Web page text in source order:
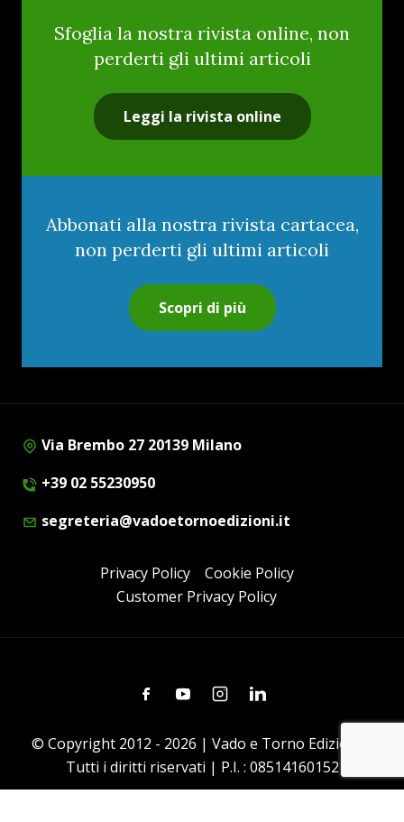
Sfoglia la nostra rivista online, non
perderti gli ultimi articoli
Leggi la rivista online
Abbonati alla nostra rivista cartacea,
non perderti gli ultimi articoli
Scopri di più
Via Brembo 27 20139 Milano
+39 02 55230950
segreteria@vadoetornoedizioni.it
Privacy Policy
Cookie Policy
Customer Privacy Policy
FacebookYoutubeInstagramLinkedin
© Copyright 2012 - 2026 | Vado e Torno Edizioni |
Tutti i diritti riservati | P.I. : 08514160152